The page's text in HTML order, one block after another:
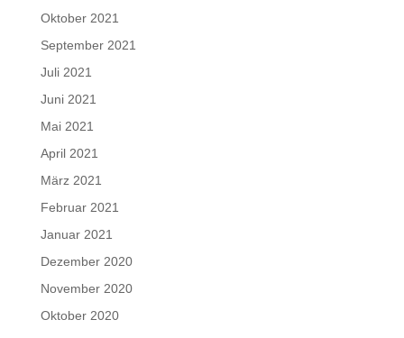
Oktober 2021
September 2021
Juli 2021
Juni 2021
Mai 2021
April 2021
März 2021
Februar 2021
Januar 2021
Dezember 2020
November 2020
Oktober 2020